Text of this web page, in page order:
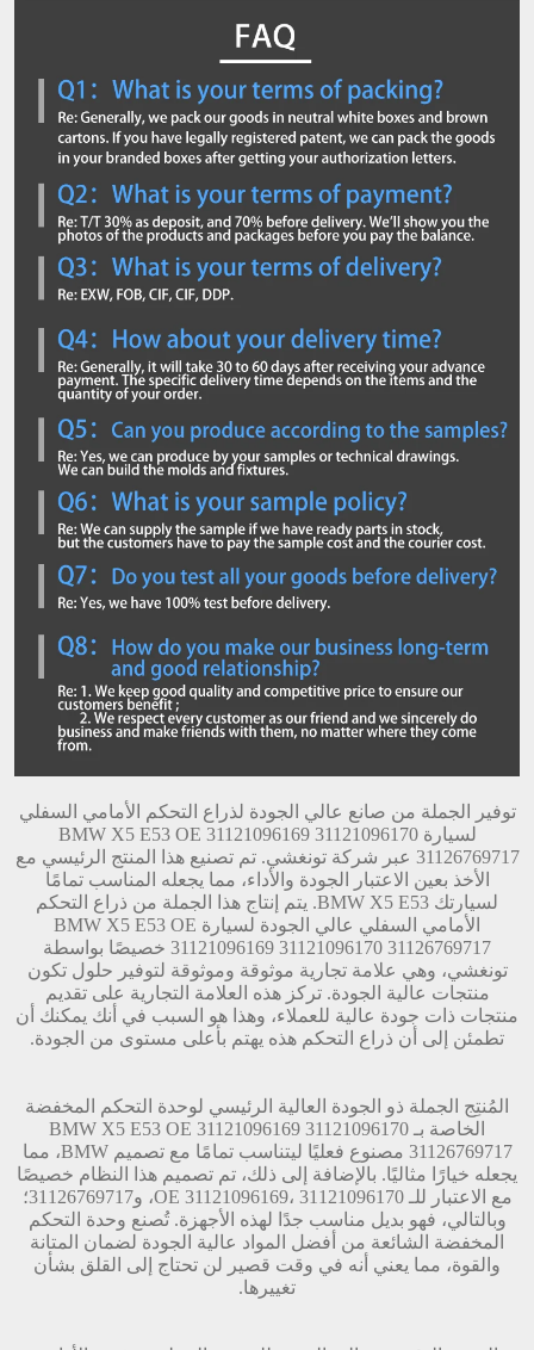
توفير الجملة من صانع عالي الجودة لذراع التحكم الأمامي السفلي
لسيارة BMW X5 E53 OE 31121096169 31121096170
31126769717 عبر شركة تونغشي. تم تصنيع هذا المنتج الرئيسي مع
الأخذ بعين الاعتبار الجودة والأداء، مما يجعله المناسب تمامًا
لسيارتك BMW X5 E53. يتم إنتاج هذا الجملة من ذراع التحكم
الأمامي السفلي عالي الجودة لسيارة BMW X5 E53 OE
31121096169 31121096170 31126769717 خصيصًا بواسطة
تونغشي، وهي علامة تجارية موثوقة وموثوقة لتوفير حلول تكون
منتجات عالية الجودة. تركز هذه العلامة التجارية على تقديم
منتجات ذات جودة عالية للعملاء، وهذا هو السبب في أنك يمكنك أن
تطمئن إلى أن ذراع التحكم هذه يهتم بأعلى مستوى من الجودة.
المُنتِج الجملة ذو الجودة العالية الرئيسي لوحدة التحكم المخفضة
الخاصة بـ BMW X5 E53 OE 31121096169 31121096170
31126769717 مصنوع فعليًا ليتناسب تمامًا مع تصميم BMW، مما
يجعله خيارًا مثاليًا. بالإضافة إلى ذلك، تم تصميم هذا النظام خصيصًا
مع الاعتبار للـ OE 31121096169، 31121096170، و31126769717؛
وبالتالي، فهو بديل مناسب جدًا لهذه الأجهزة. تُصنع وحدة التحكم
المخفضة الشائعة من أفضل المواد عالية الجودة لضمان المتانة
والقوة، مما يعني أنه في وقت قصير لن تحتاج إلى القلق بشأن
تغييرها.